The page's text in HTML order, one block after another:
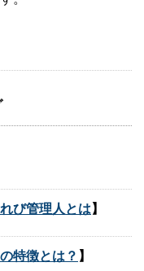
び管理人とは 】
特徴とは？ 】